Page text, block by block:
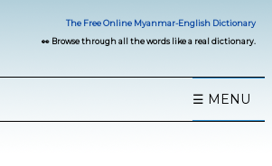
The Free Online Myanmar-English Dictionary
👀 Browse through all the words like a real dictionary.
☰ MENU